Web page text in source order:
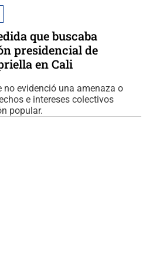
que buscaba
presidencial de
en Cali
no evidenció una amenaza o
e intereses colectivos
popular.